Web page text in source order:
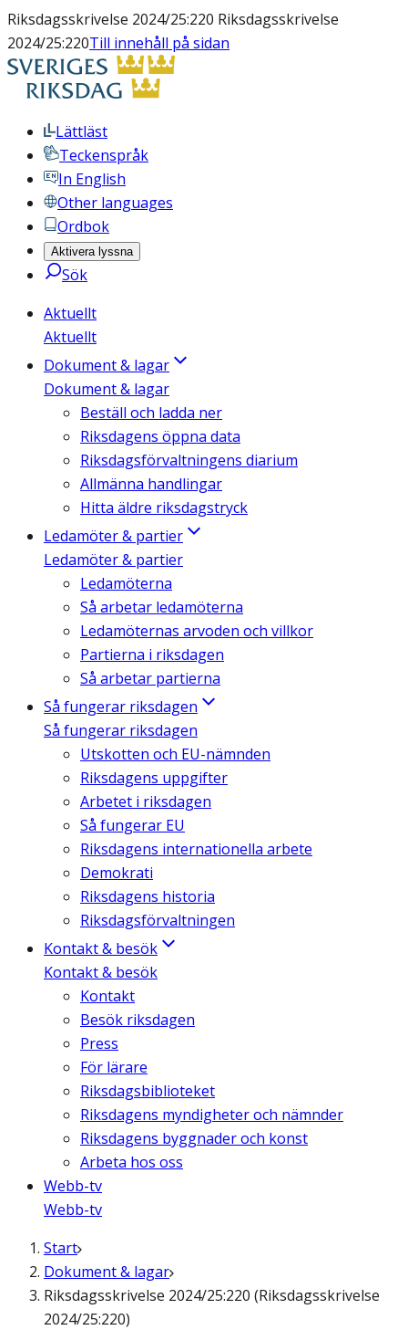
Riksdagsskrivelse 2024/25:220 Riksdagsskrivelse
2024/25:220Till innehåll på sidan
Lättläst
Teckenspråk
In English
Other languages
Ordbok
Aktivera lyssna
Sök
Aktuellt
Aktuellt
Dokument & lagar
Dokument & lagar
Beställ och ladda ner
Riksdagens öppna data
Riksdagsförvaltningens diarium
Allmänna handlingar
Hitta äldre riksdagstryck
Ledamöter & partier
Ledamöter & partier
Ledamöterna
Så arbetar ledamöterna
Ledamöternas arvoden och villkor
Partierna i riksdagen
Så arbetar partierna
Så fungerar riksdagen
Så fungerar riksdagen
Utskotten och EU-nämnden
Riksdagens uppgifter
Arbetet i riksdagen
Så fungerar EU
Riksdagens internationella arbete
Demokrati
Riksdagens historia
Riksdagsförvaltningen
Kontakt & besök
Kontakt & besök
Kontakt
Besök riksdagen
Press
För lärare
Riksdagsbiblioteket
Riksdagens myndigheter och nämnder
Riksdagens byggnader och konst
Arbeta hos oss
Webb-tv
Webb-tv
Start
Dokument & lagar
Riksdagsskrivelse 2024/25:220 (Riksdagsskrivelse
2024/25:220)